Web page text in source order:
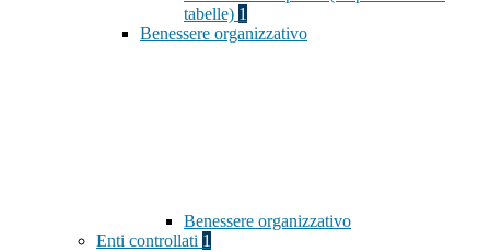
tabelle) 1
Benessere organizzativo
Benessere organizzativo
Enti controllati 1